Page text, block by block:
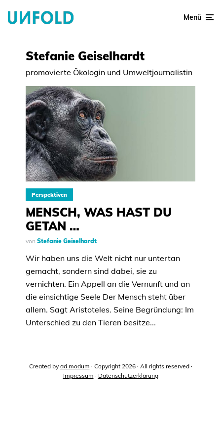
Menü
Stefanie Geiselhardt
promovierte Ökologin und Umweltjournalistin
Perspektiven
MENSCH, WAS HAST DU
GETAN …
von Stefanie Geiselhardt
Wir haben uns die Welt nicht nur untertan
gemacht, sondern sind dabei, sie zu
vernichten. Ein Appell an die Vernunft und an
die einsichtige Seele Der Mensch steht über
allem. Sagt Aristoteles. Seine Begründung: Im
Unterschied zu den Tieren besitze...
Created by ad modum · Copyright 2026 · All rights reserved ·
Impressum · Datenschutzerklärung